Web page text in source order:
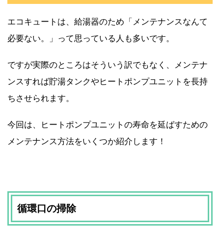
エコキュートは、給湯器のため「メンテナンスなんて
必要ない。」って思っている人も多いです。
ですが実際のところはそういう訳でもなく、メンテナ
ンスすれば貯湯タンクやヒートポンプユニットを長持
ちさせられます。
今回は、ヒートポンプユニットの寿命を延ばすための
メンテナンス方法をいくつか紹介します！
循環口の掃除